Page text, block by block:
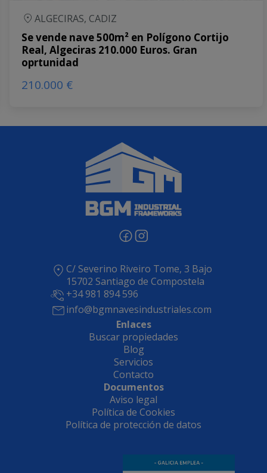
ALGECIRAS, CADIZ
Se vende nave 500m² en Polígono Cortijo
Real, Algeciras 210.000 Euros. Gran
oprtunidad
210.000 €
C/ Severino Riveiro Tome, 3 Bajo
15702 Santiago de Compostela
+34 981 894 596
info@bgmnavesindustriales.com
Enlaces
Buscar propiedades
Blog
Servicios
Contacto
Documentos
Aviso legal
Política de Cookies
Política de protección de datos